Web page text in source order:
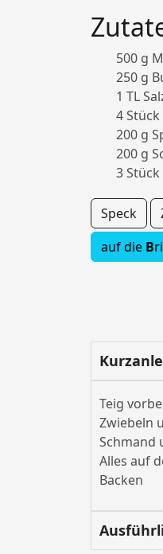
500 g
250 g
1 TL
4
200 g
200 g
3 Stück
Speck
auf die B
Teig
Zwiebeln
Schmand
Alles auf
Backen